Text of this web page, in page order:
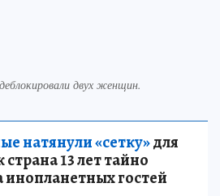
двух женщин.
натянули «сетку»для
13 лет тайно
инопланетных гостей